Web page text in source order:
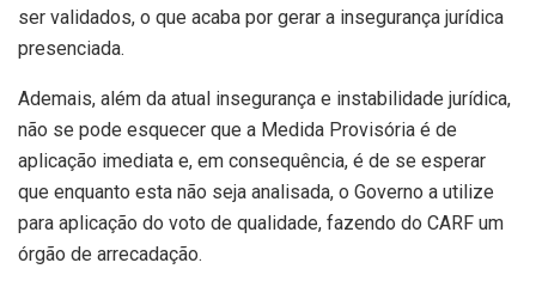
ser validados, o que acaba por gerar a insegurança jurídica
presenciada.
Ademais, além da atual insegurança e instabilidade jurídica,
não se pode esquecer que a Medida Provisória é de
aplicação imediata e, em consequência, é de se esperar
que enquanto esta não seja analisada, o Governo a utilize
para aplicação do voto de qualidade, fazendo do CARF um
órgão de arrecadação.